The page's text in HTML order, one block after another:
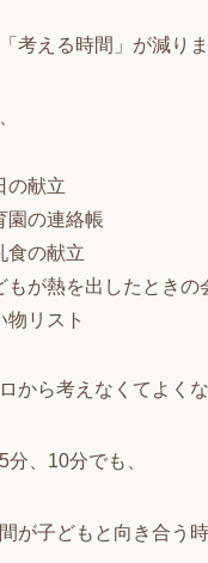
考える時間」が減りま
の献立
園の連絡帳
食の献立
もが熱を出したときの
物リスト
から考えなくてよくな
分、10分でも、
が子どもと向き合う